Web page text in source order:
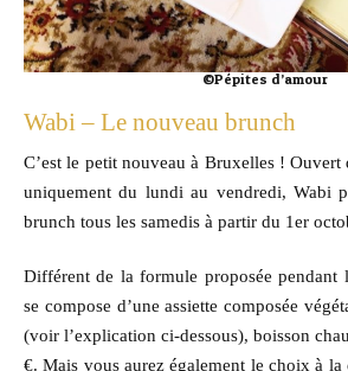
©Pépites d’amour
Wabi – Le nouveau brunch
C’est le petit nouveau à Bruxelles ! Ouvert
uniquement du lundi au vendredi, Wabi
brunch tous les samedis à partir du 1er
Différent de la formule proposée pendant
se compose d’une assiette composée
(voir l’explication ci-dessous), boisson
€. Mais vous aurez également le choix à la